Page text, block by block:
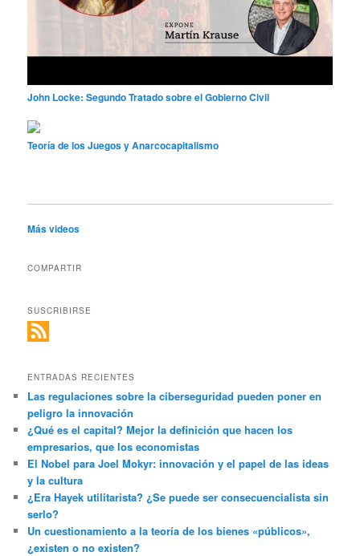
John Locke: Segundo Tratado sobre el Gobierno Civil
Teoría de los Juegos y Anarcocapitalismo
Más videos
COMPARTIR
SUSCRIBIRSE
ENTRADAS RECIENTES
Las regulaciones sobre la ciberseguridad pueden poner en
peligro la innovación
¿Qué es el capital? Mejor la definición que hacen los
empresarios, que los economistas
El Nobel para Joel Mokyr: innovación y el papel de las ideas
y la cultura
¿Era Hayek utilitarista? ¿Se puede ser consecuencialista sin
serlo?
Un cuestionamiento a la teoría de los bienes «públicos»,
¿existen o no existen?